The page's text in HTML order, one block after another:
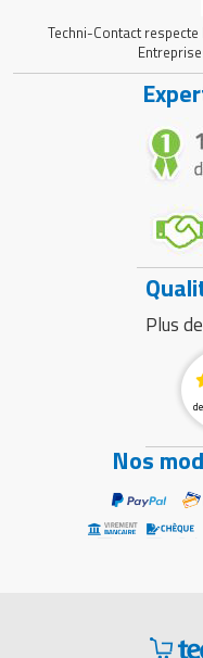
Techni-Contact
Plus de
Nos